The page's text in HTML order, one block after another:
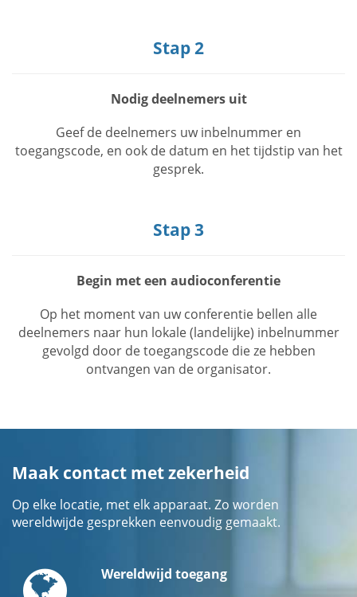
Stap 2
Nodig deelnemers uit
Geef de deelnemers uw inbelnummer en
toegangscode, en ook de datum en het tijdstip van het
gesprek.
Stap 3
Begin met een audioconferentie
Op het moment van uw conferentie bellen alle
deelnemers naar hun lokale (landelijke) inbelnummer
gevolgd door de toegangscode die ze hebben
ontvangen van de organisator.
Maak contact met zekerheid
Op elke locatie, met elk apparaat. Zo worden
wereldwijde gesprekken eenvoudig gemaakt.
GlobeWereldwijd toegang